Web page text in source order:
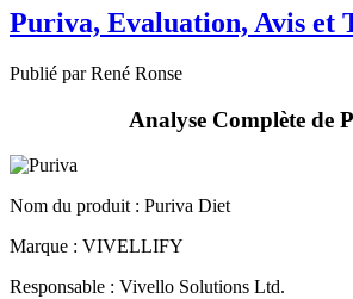
Publié par René Ronse
Analyse Complète de
Nom du produit :
Marque : VIVELLIFY
Responsable : Vivello Solutions Ltd.
Site Internet : getpuriva.com